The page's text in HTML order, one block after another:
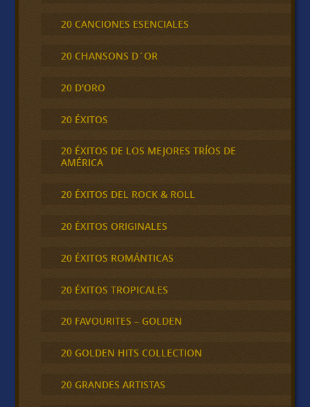
20 CANCIONES ESENCIALES
20 CHANSONS D´OR
20 D'ORO
20 ÉXITOS
20 ÉXITOS DE LOS MEJORES TRÍOS DE
AMÉRICA
20 ÉXITOS DEL ROCK & ROLL
20 ÉXITOS ORIGINALES
20 ÉXITOS ROMÁNTICAS
20 ÉXITOS TROPICALES
20 FAVOURITES – GOLDEN
20 GOLDEN HITS COLLECTION
20 GRANDES ARTISTAS